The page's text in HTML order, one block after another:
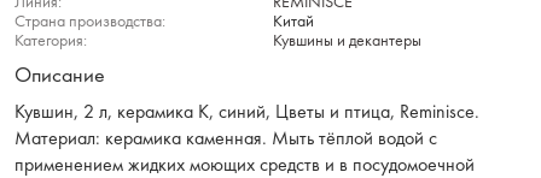
Страна производства:
Китай
Категория:
Кувшины и декантеры
Описание
Кувшин, 2 л, керамика К, синий, Цветы и птица, Reminisce.
Материал: керамика каменная. Мыть тёплой водой с
применением жидких моющих средств и в посудомоечной